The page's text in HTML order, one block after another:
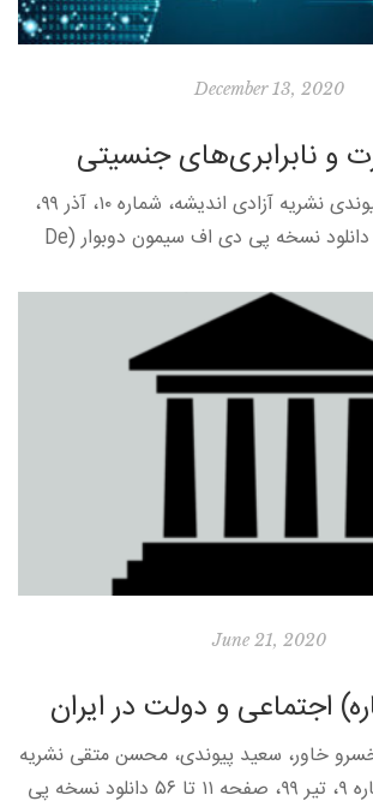
December 13, 2020
و نابرابری‌های جنسیتی
نویسنده: سعید پیوندی نشریه آزادی اندیشه، شماره ۱۰، آذر ۹۹،
صفحه ۱۷ تا ۵۲ دانلود نسخه پی دی اف سیمون دوبوار (De
June 21, 2020
اجتماعی و دولت در ایران
خاور، سعید پیوندی، محسن متقی نشریه
آزادی اندیشه، شماره ۹، تیر ۹۹، صفحه ۱۱ تا ۵۶ دانلود نسخه پی